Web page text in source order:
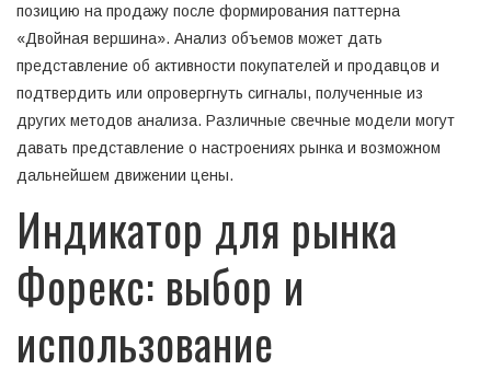
позицию на продажу после формирования паттерна
«Двойная вершина». Анализ объемов может дать
представление об активности покупателей и продавцов и
подтвердить или опровергнуть сигналы, полученные из
других методов анализа. Различные свечные модели могут
давать представление о настроениях рынка и возможном
дальнейшем движении цены.
Индикатор для рынка
Форекс: выбор и
использование